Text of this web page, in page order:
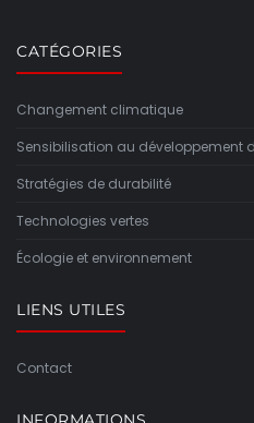
CATÉGORIES
Changement climatique
Sensibilisation au développement
Stratégies de durabilité
Technologies vertes
Écologie et environnement
LIENS UTILES
Contact